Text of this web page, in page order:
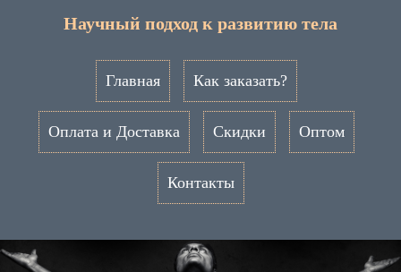
Научный подход к развитию тела
Главная Как заказать?
Оплата и Доставка Скидки Оптом
Контакты